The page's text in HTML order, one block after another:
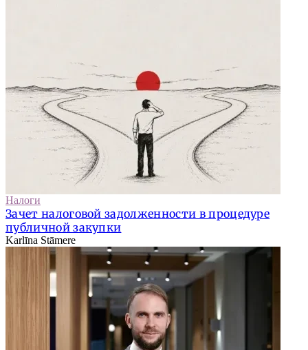
Налоги
Зачет налоговой задолженности в процедуре
публичной закупки
Karlīna Stāmere